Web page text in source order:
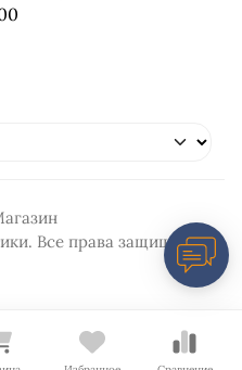
Все права защищены